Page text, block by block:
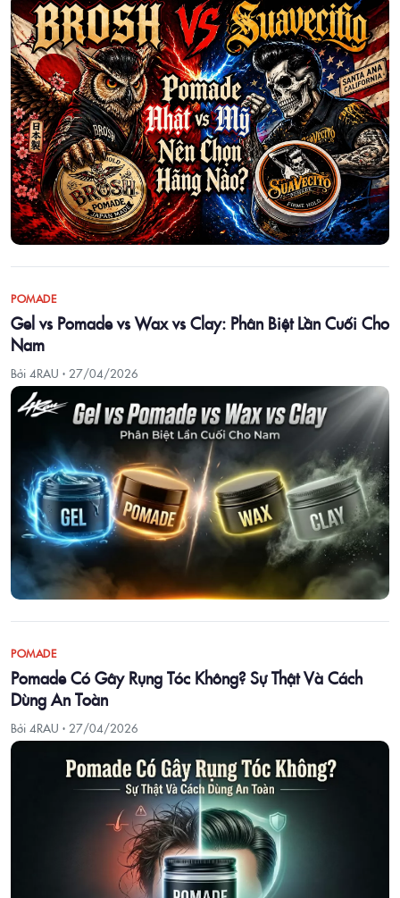
POMADE
Gel vs Pomade vs Wax vs Clay: Phân Biệt Lần Cuối Cho
Nam
Bởi 4RAU · 27/04/2026
POMADE
Pomade Có Gây Rụng Tóc Không? Sự Thật Và Cách
Dùng An Toàn
Bởi 4RAU · 27/04/2026